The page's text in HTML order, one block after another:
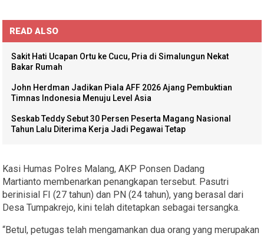
READ ALSO
Sakit Hati Ucapan Ortu ke Cucu, Pria di Simalungun Nekat
Bakar Rumah
John Herdman Jadikan Piala AFF 2026 Ajang Pembuktian
Timnas Indonesia Menuju Level Asia
Seskab Teddy Sebut 30 Persen Peserta Magang Nasional
Tahun Lalu Diterima Kerja Jadi Pegawai Tetap
Kasi Humas Polres Malang, AKP Ponsen Dadang
Martianto membenarkan penangkapan tersebut. Pasutri
berinisial FI (27 tahun) dan PN (24 tahun), yang berasal dari
Desa Tumpakrejo, kini telah ditetapkan sebagai tersangka.
“Betul, petugas telah mengamankan dua orang yang merupakan